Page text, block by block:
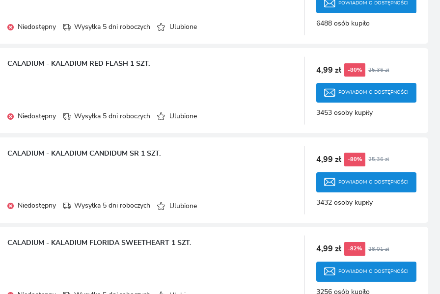
Niedostępny Wysyłka 5 dni roboczych Ulubione
POWIADOM O DOSTĘPNOŚCI
6488 osób kupiło
CALADIUM - KALADIUM RED FLASH 1 SZT.
Niedostępny Wysyłka 5 dni roboczych Ulubione
4,99 zł -80% 25,36 zł
POWIADOM O DOSTĘPNOŚCI
3453 osoby kupiły
CALADIUM - KALADIUM CANDIDUM SR 1 SZT.
Niedostępny Wysyłka 5 dni roboczych Ulubione
4,99 zł -80% 25,36 zł
POWIADOM O DOSTĘPNOŚCI
3432 osoby kupiły
CALADIUM - KALADIUM FLORIDA SWEETHEART 1 SZT.
4,99 zł -82% 28,01 zł
POWIADOM O DOSTĘPNOŚCI
3256 osób kupiło